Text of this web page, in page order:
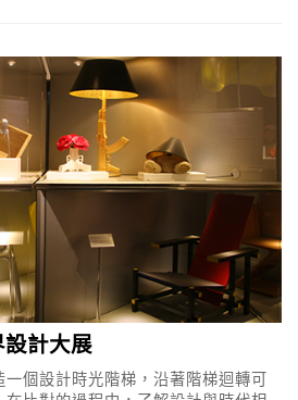
設計大展
個設計時光階梯，沿著階梯迴轉可